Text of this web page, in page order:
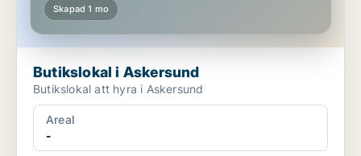
Skapad 1 mo
Butikslokal i Askersund
Butikslokal att hyra i Askersund
Areal
-